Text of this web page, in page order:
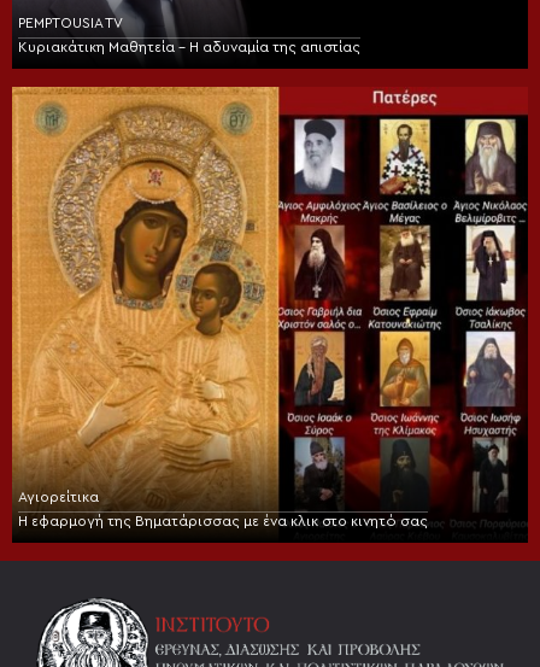
PEMPTOUSIA TV
Κυριακάτικη Μαθητεία – Η αδυναμία της απιστίας
Αγιορείτικα
Η εφαρμογή της Βηματάρισσας με ένα κλικ στο κινητό σας